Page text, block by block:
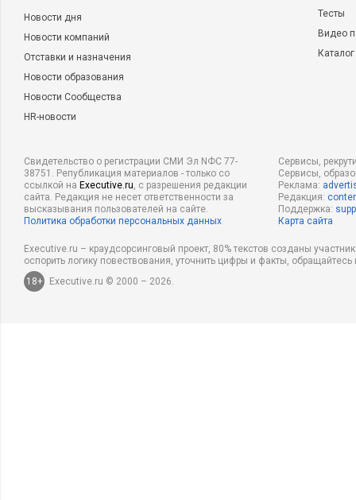
Новости дня
Новости компаний
Отставки и назначения
Новости образования
Новости Сообщества
HR-новости
Тесты
Видео
Свидетельство о регистрации СМИ Эл NФС 77-
38751. Републикация материалов - только со
ссылкой на Executive.ru, с разрешения редакции
сайта. Редакция не несет ответственности за
высказывания пользователей на сайте.
Политика обработки персональных данных
Сервисы,
Сервисы,
Реклама:
Редакция:
Поддержка:
Карта сайта
Executive.ru – краудсорсинговый проект, 80% текстов созданы
оспорить логику повествования, уточнить цифры и факты,
18+
Executive.ru © 2000 – 2026.